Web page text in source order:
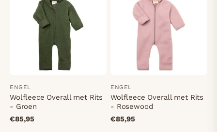
ENGEL
Wolfleece Overall met Rits
- Groen
€85,95
ENGEL
Wolfleece Overall met Rits
- Rosewood
€85,95